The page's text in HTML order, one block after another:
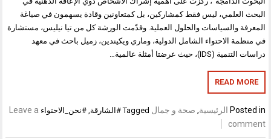
البحث العلمي، ليس فقط كمشاركين، بل كمتعاونين وقادة يسهمون في صياغة
المعرفة والسياسات والحلول العملية. وقدّمت الورشة كل من تيا نيليس، مستشارة
في منظمة الاحتواء الشامل الدولية، وماري ويكيندين، زميل باحث في معهد
دراسات التنمية (IDS)، حيث عرضتا أمثلة عالمية…
READ MORE
Posted in الرئيسية, صحة و جمال Tagged #الشارقة ,#نحن_الاحتواء Leave a
comment